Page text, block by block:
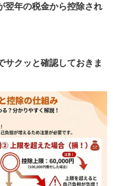
翌年の税金から控除され
サクッと確認しておきま